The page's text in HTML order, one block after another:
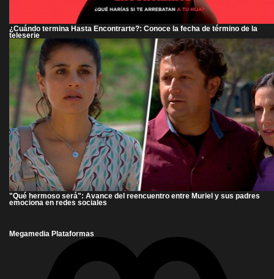
¿Cuándo termina Hasta Encontrarte?: Conoce la fecha de término de la
teleserie
"Qué hermoso será": Avance del reencuentro entre Muriel y sus padres
emociona en redes sociales
Megamedia Plataformas